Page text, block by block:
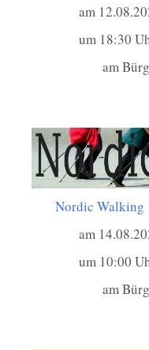
am
um 18:30
am
Nordic Walking
am
um 10:00
am